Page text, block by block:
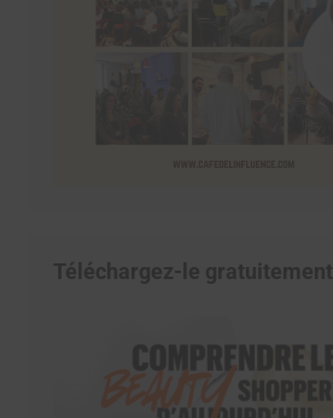
Téléchargez-le gratuitement